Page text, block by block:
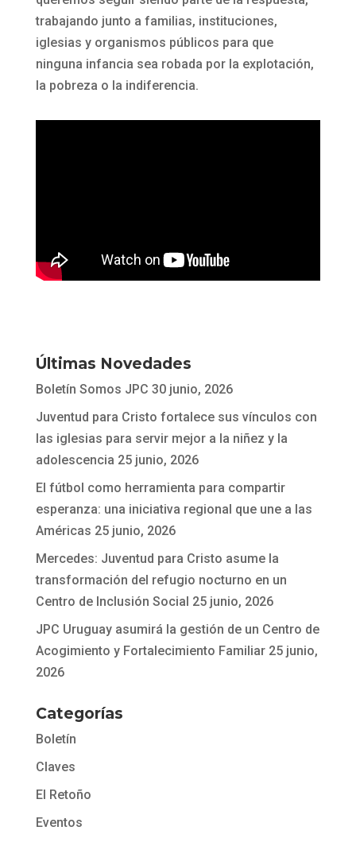
trabajando junto a familias, instituciones,
iglesias y organismos públicos para que
ninguna infancia sea robada por la explotación,
la pobreza o la indiferencia.
Últimas Novedades
Boletín Somos JPC 30 junio, 2026
Juventud para Cristo fortalece sus vínculos con
las iglesias para servir mejor a la niñez y la
adolescencia 25 junio, 2026
El fútbol como herramienta para compartir
esperanza: una iniciativa regional que une a las
Américas 25 junio, 2026
Mercedes: Juventud para Cristo asume la
transformación del refugio nocturno en un
Centro de Inclusión Social 25 junio, 2026
JPC Uruguay asumirá la gestión de un Centro de
Acogimiento y Fortalecimiento Familiar 25 junio,
2026
Categorías
Boletín
Claves
El Retoño
Eventos